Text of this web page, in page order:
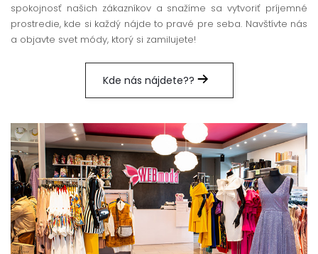
spokojnosť našich zákazníkov a snažíme sa vytvoriť príjemné
prostredie, kde si každý nájde to pravé pre seba. Navštívte nás
a objavte svet módy, ktorý si zamilujete!
Kde nás nájdete??